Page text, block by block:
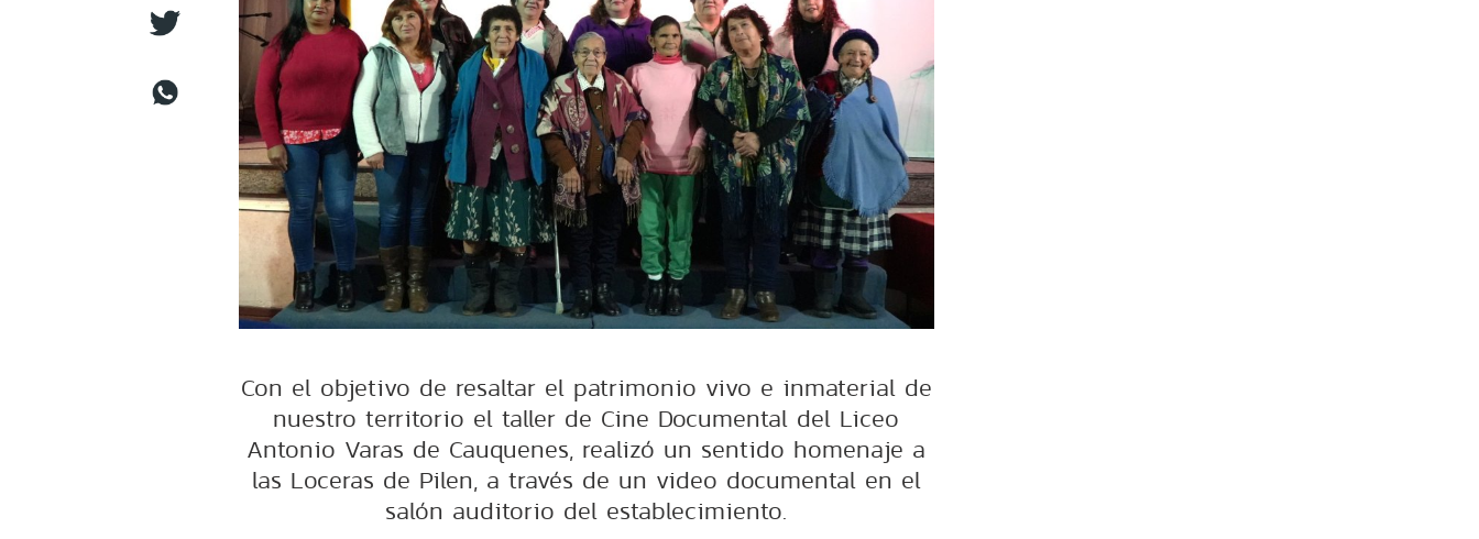
Con el objetivo de resaltar el patrimonio vivo e inmaterial de
nuestro territorio el taller de Cine Documental del Liceo
Antonio Varas de Cauquenes, realizó un sentido homenaje a
las Loceras de Pilen, a través de un video documental en el
salón auditorio del establecimiento.